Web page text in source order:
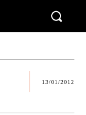
13/01/2012